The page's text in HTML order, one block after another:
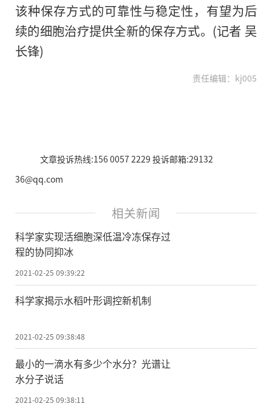
该种保存方式的可靠性与稳定性，有望为后
续的细胞治疗提供全新的保存方式。(记者 吴
长锋)
责任编辑：kj005
文章投诉热线:156 0057 2229 投诉邮箱:29132
36@qq.com
相关新闻
科学家实现活细胞深低温冷冻保存过
程的协同抑冰
2021-02-25 09:39:22
科学家揭示水稻叶形调控新机制
2021-02-25 09:38:48
最小的一滴水有多少个水分？光谱让
水分子说话
2021-02-25 09:38:11